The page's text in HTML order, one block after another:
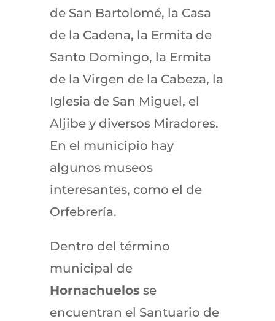
de San Bartolomé, la Casa
de la Cadena, la Ermita de
Santo Domingo, la Ermita
de la Virgen de la Cabeza, la
Iglesia de San Miguel, el
Aljibe y diversos Miradores.
En el municipio hay
algunos museos
interesantes, como el de
Orfebrería.
Dentro del término
municipal de
Hornachuelos se
encuentran el Santuario de